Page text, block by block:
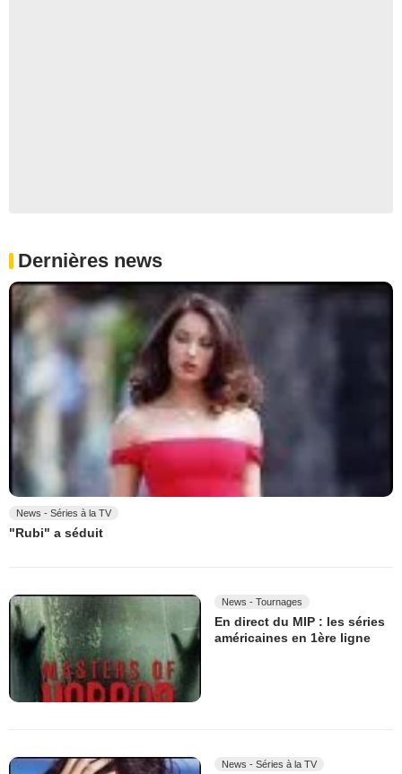
Dernières news
News - Séries à la TV
"Rubi" a séduit
News - Tournages
En direct du MIP : les séries
américaines en 1ère ligne
News - Séries à la TV